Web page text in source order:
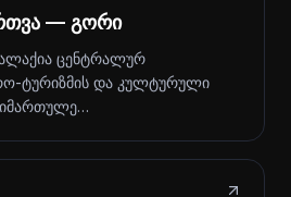
— გორი
ცენტრალურ
ტურიზმის და კულტურული